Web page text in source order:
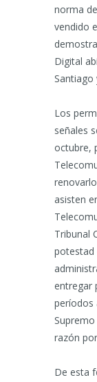
norma
vendido
Digital
Santiago
Los
señales
octubre,
asisten
Tribunal
potestad
entregar
períodos
razón
De esta